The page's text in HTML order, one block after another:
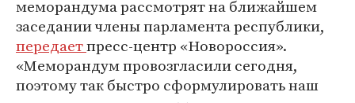
меморандума рассмотрят на ближайшем
заседании члены парламента республики,
передаетпресс-центр «Новороссия».
«Меморандум провозгласили сегодня,
поэтому так быстро сформулировать наш